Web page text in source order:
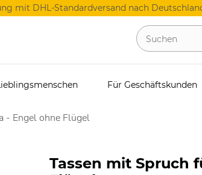
mit DHL-Standardversand nach
Für Geschäftskunden
- Engel ohne Flügel
Tassen mit Spruch